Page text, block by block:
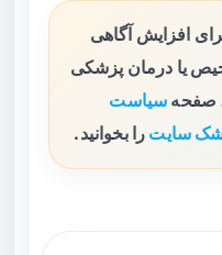
افزایش آگاهی
یا درمان پزشکی
صفحه سیاست
سایت را بخوانید.